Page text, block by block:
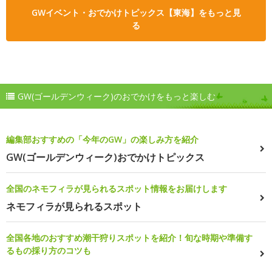
GWイベント・おでかけトピックス【東海】をもっと見
る
GW(ゴールデンウィーク)のおでかけをもっと楽しむ
編集部おすすめの「今年のGW」の楽しみ方を紹介
GW(ゴールデンウィーク)おでかけトピックス
全国のネモフィラが見られるスポット情報をお届けします
ネモフィラが見られるスポット
全国各地のおすすめ潮干狩りスポットを紹介！旬な時期や準備す
るもの採り方のコツも